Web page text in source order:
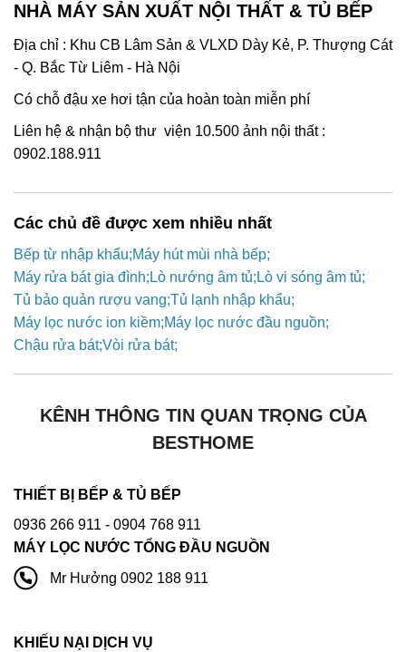
NHÀ MÁY SẢN XUẤT NỘI THẤT & TỦ BẾP
Địa chỉ : Khu CB Lâm Sản & VLXD Dày Kẻ, P. Thượng Cát
- Q. Bắc Từ Liêm - Hà Nội
Có chỗ đậu xe hơi tận của hoàn toàn miễn phí
Liên hệ & nhận bộ thư viện 10.500 ảnh nội thất :
0902.188.911
Các chủ đề được xem nhiều nhất
Bếp từ nhập khẩu Máy hút mùi nhà bếp
Máy rửa bát gia đình Lò nướng âm tủ Lò vi sóng âm tủ
Tủ bảo quản rượu vang Tủ lạnh nhập khẩu
Máy lọc nước ion kiềm Máy lọc nước đầu nguồn
Chậu rửa bát Vòi rửa bát
KÊNH THÔNG TIN QUAN TRỌNG CỦA
BESTHOME
THIẾT BỊ BẾP & TỦ BẾP
0936 266 911 - 0904 768 911
MÁY LỌC NƯỚC TỔNG ĐẦU NGUỒN
Mr Hưởng 0902 188 911
KHIẾU NẠI DỊCH VỤ